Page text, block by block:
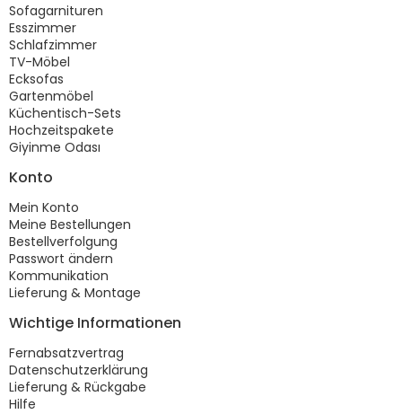
Sofagarnituren
Esszimmer
Schlafzimmer
TV-Möbel
Ecksofas
Gartenmöbel
Küchentisch-Sets
Hochzeitspakete
Giyinme Odası
Konto
Mein Konto
Meine Bestellungen
Bestellverfolgung
Passwort ändern
Kommunikation
Lieferung & Montage
Wichtige Informationen
Fernabsatzvertrag
Datenschutzerklärung
Lieferung & Rückgabe
Hilfe